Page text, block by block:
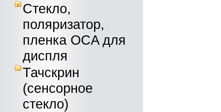
Стекло,
поляризатор,
пленка OCA для
диспля
Тачскрин
(сенсорное
стекло)